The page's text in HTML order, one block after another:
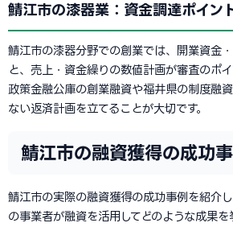
鯖江市の漆器業：資金調達ポイン
鯖江市の漆器分野での創業では、開業資金
と、売上・資金繰りの数値計画が審査のポ
政策金融公庫の創業融資や福井県の制度融
ない返済計画を立てることが大切です。
鯖江市の融資獲得の成功
鯖江市の実際の融資獲得の成功事例を紹介
の事業者が融資を活用してどのような成果